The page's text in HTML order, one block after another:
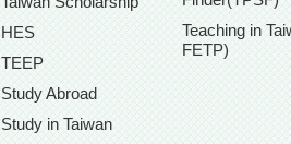
HES
TEEP
Study Abroad
Study in Taiwan
Teaching in
FETP)